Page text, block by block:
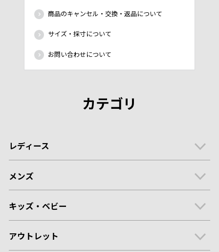
商品のキャンセル・交換・返品について
サイズ・採寸について
お問い合わせについて
カテゴリ
レディース
メンズ
キッズ・ベビー
アウトレット